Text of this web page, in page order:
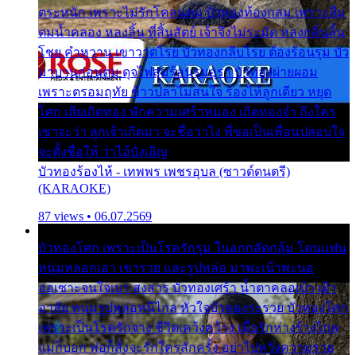
ตระหนัก เพราะไม่รักโคลนตม บัวทองท้องกลม เพราะลืม
ตมน้ำคลอง หลงลิ้น ที่สิ้นสัตย์ เจ้าจึงไม่ระมัด หลงกลิ่นลิ้น
โชย คำหวาน เขาวาดโรย บัวทองกลีบโรย ต้องร้อนรุม บัว
มาบานก่อนตูม ดุจไฟสุมร้อนรุมอุรา บัวทองผ่ายผอม
เพราะตรอมฤทัย ข้าวปลาไม่สนใจ ร้องไห้ลูกเดียว หยุด
โศก เสียเถิดทอง พักความเศร้าหมอง เถิดทองจ๋า ถึงใคร
เขาจะว่า ลูกเจ้าเกิดมา จะชื่อว่าไง พี่ขอเป็นเพื่อนปลอบใจ
จะตั้งชื่อให้ ว่าไอ้บังเอิญ
บัวทองร้องไห้ - เทพพร เพชรอุบล (ซาวด์ดนตรี)
(KARAOKE)
87 views • 06.07.2569
บัวทองโศก เพราะเป็นโรครักรุม ในอกกลัดกลุ้ม โดนแฟน
หนุ่มหลอกเอา เขารวย และรูปหล่อ มาพะเน้าพะนอ
ออเซาะจนใจเบา สงสาร บัวทองเศร้า น้ำตาคลอเบ้า เฝ้า
อาลัย หนุ่มรูปหล่อหนีไกล หัวใจบัวทองระรวย บัวทองโศก
เพราะเป็นโรครักจาง ชีวิตเคว้งคว้าง เมื่อรักห่างร้างไกล
แม่ก็บอก พ่อก็สั่งจะรักใครสักครั้ง อย่าไปหวังความรวย